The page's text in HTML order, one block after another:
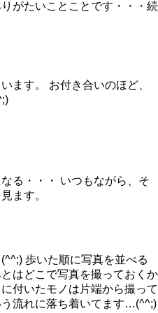
がたいことことです・・・続
ます。 お付き合いのほど、
る・・・ いつもながら、そ
ます。
歩いた順に写真を並べる
はどこで写真を撮っておくか
付いたモノは片端から撮って
流れに落ち着いてます…(^^;)